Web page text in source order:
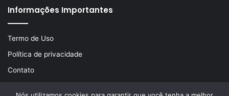
Informações Importantes
Termo de Uso
Política de privacidade
Contato